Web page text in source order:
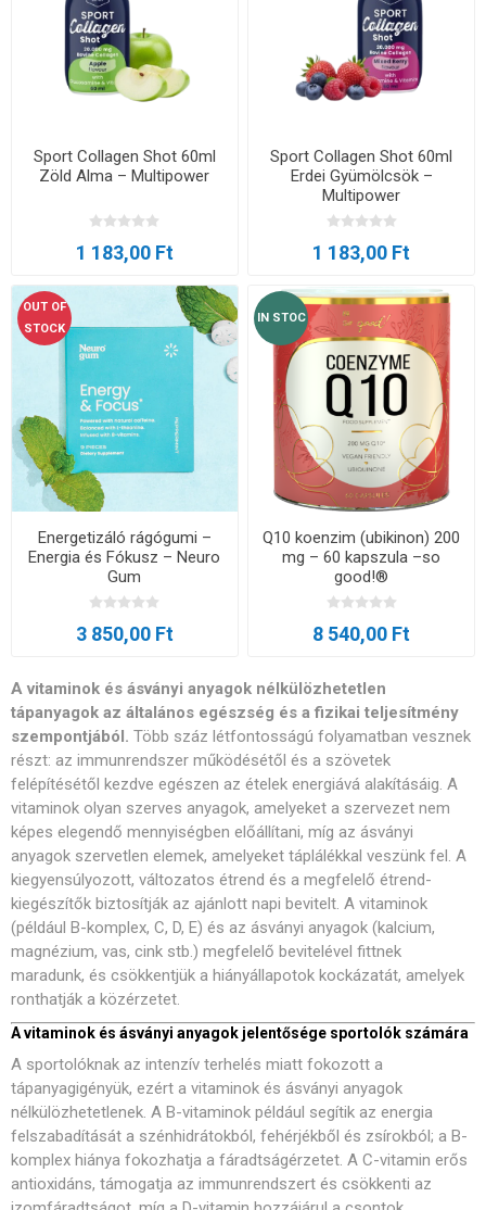
A vitaminok és ásványi anyagok nélkülözhetetlen
tápanyagok az általános egészség és a fizikai teljesítmény
szempontjából. Több száz létfontosságú folyamatban vesznek
részt: az immunrendszer működésétől és a szövetek
felépítésétől kezdve egészen az ételek energiává alakításáig. A
vitaminok olyan szerves anyagok, amelyeket a szervezet nem
képes elegendő mennyiségben előállítani, míg az ásványi
anyagok szervetlen elemek, amelyeket táplálékkal veszünk fel. A
kiegyensúlyozott, változatos étrend és a megfelelő étrend-
kiegészítők biztosítják az ajánlott napi bevitelt. A vitaminok
(például B-komplex, C, D, E) és az ásványi anyagok (kalcium,
magnézium, vas, cink stb.) megfelelő bevitelével fittnek
maradunk, és csökkentjük a hiányállapotok kockázatát, amelyek
ronthatják a közérzetet.
A vitaminok és ásványi anyagok jelentősége sportolók számára
A sportolóknak az intenzív terhelés miatt fokozott a
tápanyagigényük, ezért a vitaminok és ásványi anyagok
nélkülözhetetlenek. A B-vitaminok például segítik az energia
felszabadítását a szénhidrátokból, fehérjékből és zsírokból; a B-
komplex hiánya fokozhatja a fáradtságérzetet. A C-vitamin erős
antioxidáns, támogatja az immunrendszert és csökkenti az
Sport Collagen Shot 60ml
Zöld Alma – Multipower
1 183,00 Ft
Sport Collagen Shot 60ml
Erdei Gyümölcsök –
Multipower
1 183,00 Ft
OUT OF
STOCK
Energetizáló rágógumi –
Energia és Fókusz – Neuro
Gum
3 850,00 Ft
IN STOC
Q10 koenzim (ubikinon) 200
mg – 60 kapszula –so
good!®
8 540,00 Ft